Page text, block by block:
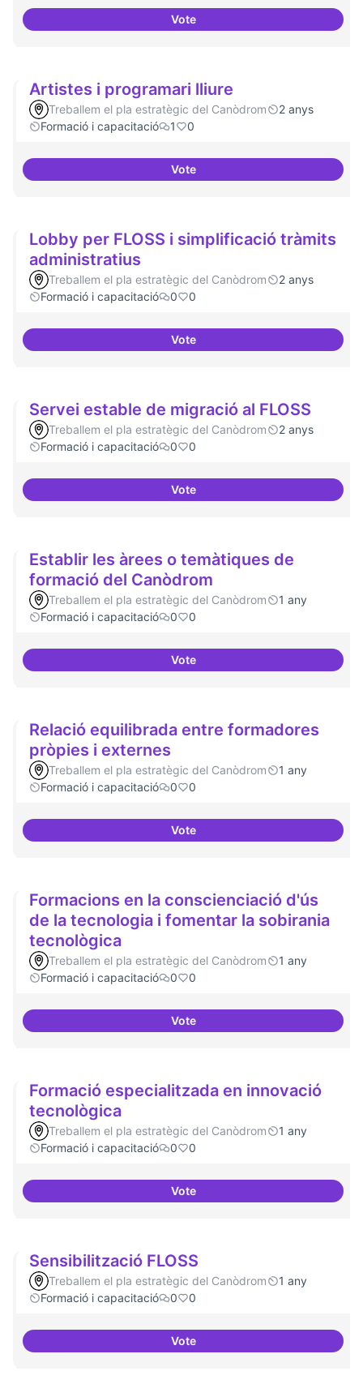
VoteTenir un programa formatiu a
Artistes i programari lliure
Treballem el pla estratègic del Canòdrom
2 anys
Formació i capacitació
1 0
VoteArtistes i programari lliure
Lobby per FLOSS i simplificació tràmits
administratius
Treballem el pla estratègic del Canòdrom
2 anys
Formació i capacitació
0 0
VoteLobby per FLOSS i
Servei estable de migració al FLOSS
Treballem el pla estratègic del Canòdrom
2 anys
Formació i capacitació
0 0
VoteServei estable de migració al
Establir les àrees o temàtiques de
formació del Canòdrom
Treballem el pla estratègic del Canòdrom
1 any
Formació i capacitació
0 0
VoteEstablir les àrees o temàtiques
Relació equilibrada entre formadores
pròpies i externes
Treballem el pla estratègic del Canòdrom
1 any
Formació i capacitació
0 0
VoteRelació equilibrada entre
Formacions en la conscienciació d'ús
de la tecnologia i fomentar la sobirania
tecnològica
Treballem el pla estratègic del Canòdrom
1 any
Formació i capacitació
0 0
VoteFormacions en la
Formació especialitzada en innovació
tecnològica
Treballem el pla estratègic del Canòdrom
1 any
Formació i capacitació
0 0
VoteFormació especialitzada en
Sensibilització FLOSS
Treballem el pla estratègic del Canòdrom
1 any
Formació i capacitació
0 0
VoteSensibilització FLOSS